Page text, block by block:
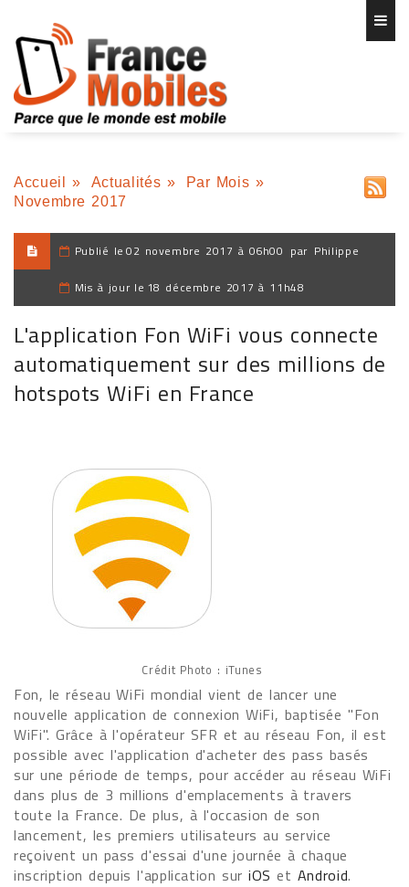
Accueil » Actualités » Par Mois »
Novembre 2017
Publié le 02 novembre 2017 à 06h00 par Philippe
Mis à jour le 18 décembre 2017 à 11h48
L'application Fon WiFi vous connecte
automatiquement sur des millions de
hotspots WiFi en France
Crédit Photo : iTunes
Fon, le réseau WiFi mondial vient de lancer une
nouvelle application de connexion WiFi, baptisée "Fon
WiFi". Grâce à l'opérateur SFR et au réseau Fon, il est
possible avec l'application d'acheter des pass basés
sur une période de temps, pour accéder au réseau WiFi
dans plus de 3 millions d'emplacements à travers
toute la France. De plus, à l'occasion de son
lancement, les premiers utilisateurs au service
reçoivent un pass d'essai d'une journée à chaque
inscription depuis l'application suriOS et Android.